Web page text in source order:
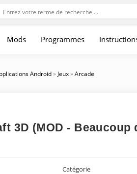
Mods Programmes
Android» Jeux»Arcade
3D (MOD - Beaucoup
Catégorie